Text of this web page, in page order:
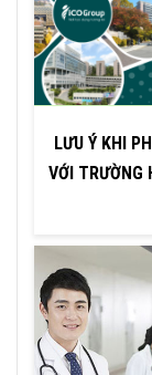
LƯU Ý KHI
VỚI TRƯỜNG